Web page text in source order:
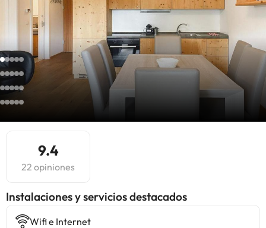
9.4
22 opiniones
Instalaciones y servicios destacados
Wifi e Internet